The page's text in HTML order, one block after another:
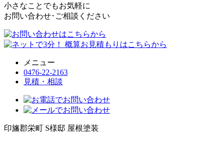
小さなことでもお気軽に
お問い合わせ･ご相談ください
メニュー
0476-22-2163
見積・相談
印旛郡栄町 S様邸 屋根塗装